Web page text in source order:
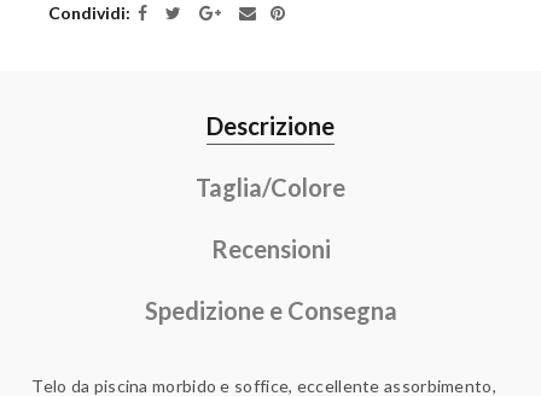
Condividi
Descrizione
Taglia/Colore
Recensioni
Spedizione e Consegna
Telo da piscina morbido e soffice, eccellente assorbimento,